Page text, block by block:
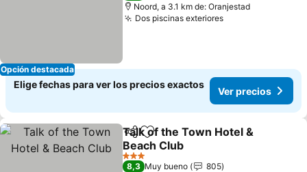
Opción destacada
Noord, a 3.1 km de: Oranjestad
Dos piscinas exterioresVer precios
Elige fechas para ver los precios exactos
Ver precios
Compartir
Agregar a favoritos
Talk of the Town Hotel &
Beach Club
Ver precios
3 Estrellas
8,3 Muy bueno
805